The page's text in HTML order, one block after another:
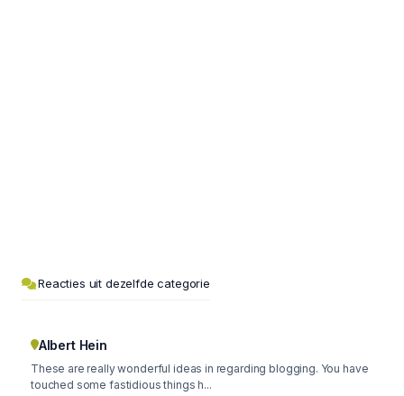
Reacties uit dezelfde categorie
Albert Hein
These are really wonderful ideas in regarding blogging. You have
touched some fastidious things h...